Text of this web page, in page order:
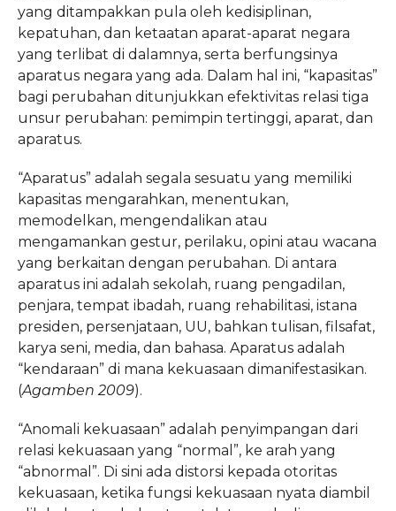
yang ditampakkan pula oleh kedisiplinan,
kepatuhan, dan ketaatan aparat-aparat negara
yang terlibat di dalamnya, serta berfungsinya
aparatus negara yang ada. Dalam hal ini, “kapasitas”
bagi perubahan ditunjukkan efektivitas relasi tiga
unsur perubahan: pemimpin tertinggi, aparat, dan
aparatus.
“Aparatus” adalah segala sesuatu yang memiliki
kapasitas mengarahkan, menentukan,
memodelkan, mengendalikan atau
mengamankan gestur, perilaku, opini atau wacana
yang berkaitan dengan perubahan. Di antara
aparatus ini adalah sekolah, ruang pengadilan,
penjara, tempat ibadah, ruang rehabilitasi, istana
presiden, persenjataan, UU, bahkan tulisan, filsafat,
karya seni, media, dan bahasa. Aparatus adalah
“kendaraan” di mana kekuasaan dimanifestasikan.
(Agamben 2009).
“Anomali kekuasaan” adalah penyimpangan dari
relasi kekuasaan yang “normal”, ke arah yang
“abnormal”. Di sini ada distorsi kepada otoritas
kekuasaan, ketika fungsi kekuasaan nyata diambil